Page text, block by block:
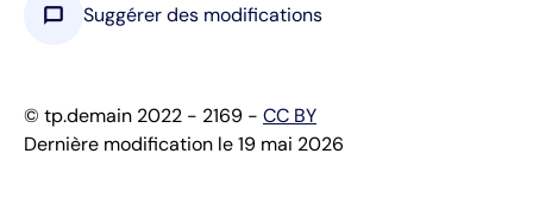
chat_bubble Suggérer des modifications
© tp.demain 2022 - 2169 - CC BY
Dernière modification le 19 mai 2026